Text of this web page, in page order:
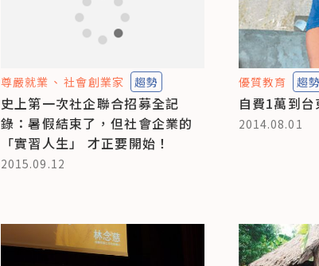
尊嚴就業 社會創業家 趨勢
史上第一次社企聯合招募全記
錄：暑假結束了，但社會企業的
「實習人生」 才正要開始！
2015.09.12
優質教育 趨勢
自費1萬到
2014.08.01